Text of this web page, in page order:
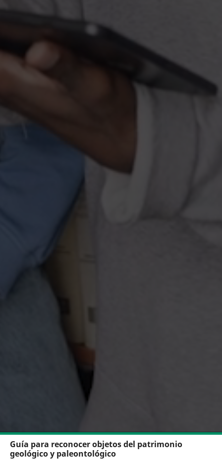
Guía para reconocer objetos del patrimonio
geológico y paleontológico